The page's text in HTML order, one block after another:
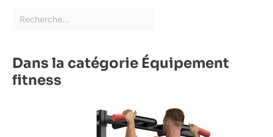
Dans la catégorie Équipement
fitness